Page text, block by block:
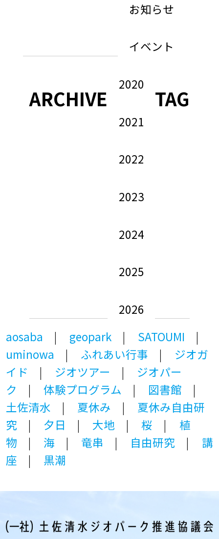
お知らせ
イベント
ARCHIVE
2020
2021
2022
2023
2024
2025
2026
TAG
aosaba geopark
SATOUMI
uminowa
ふれあい行事
ジオガ
イド
ジオツアー
ジオパー
ク
体験プログラム
図書館
土佐清水
夏休み
夏休み自由研
究
夕日 大地 桜
植
物
海 竜串 自由研究
講
座
黒潮